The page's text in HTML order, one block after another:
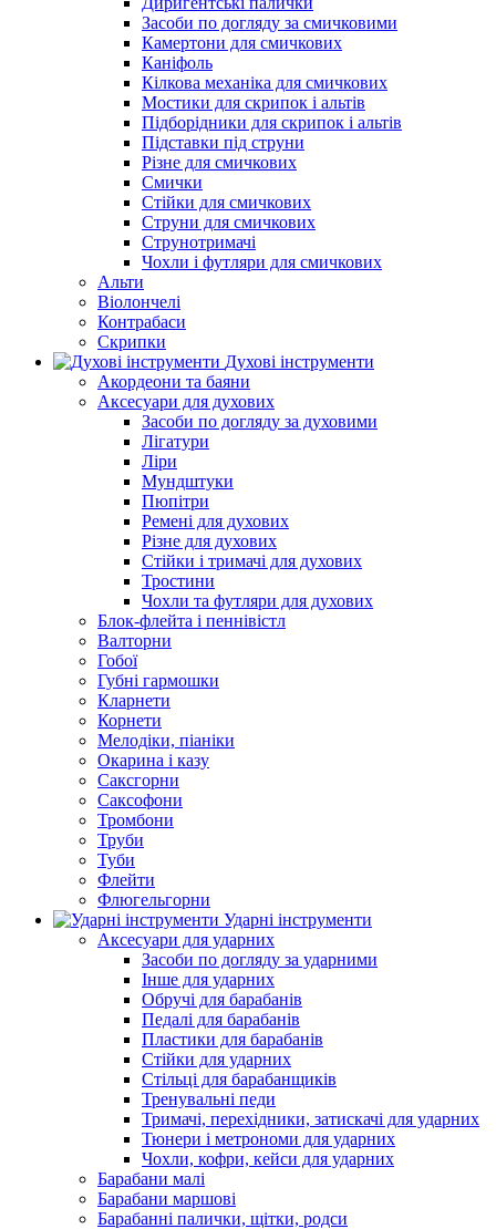
Засоби по догляду за смичковими
Камертони для смичкових
Каніфоль
Кілкова механіка для смичкових
Мостики для скрипок і альтів
Підборiдники для скрипок і альтів
Підставки під струни
Різне для смичкових
Смички
Стійки для смичкових
Струни для смичкових
Струнотримачі
Чохли і футляри для смичкових
Альти
Віолончелі
Контрабаси
Скрипки
Духові інструменти
Акордеони та баяни
Аксесуари для духових
Засоби по догляду за духовими
Лігатури
Ліри
Мундштуки
Пюпітри
Ремені для духових
Різне для духових
Стійки і тримачі для духових
Тростини
Чохли та футляри для духових
Блок-флейта і пеннівістл
Валторни
Гобої
Губні гармошки
Кларнети
Корнети
Мелодіки, піаніки
Окарина і казу
Саксгорни
Саксофони
Тромбони
Труби
Туби
Флейти
Флюгельгорни
Ударні інструменти
Аксесуари для ударних
Засоби по догляду за ударними
Інше для ударних
Обручі для барабанів
Педалі для барабанів
Пластики для барабанів
Стійки для ударних
Стільці для барабанщиків
Тренувальні педи
Тримачі, перехідники, затискачі для ударних
Тюнери і метрономи для ударних
Чохли, кофри, кейси для ударних
Барабани малі
Барабани маршові
Барабанні палички, щітки, родси